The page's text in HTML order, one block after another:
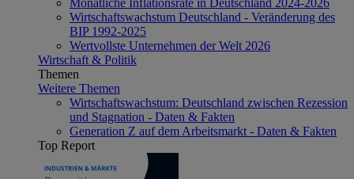
Wirtschaftswachstum Deutschland - Veränderung des
BIP 1992-2025
Wertvollste Unternehmen der Welt 2026
Wirtschaft & Politik
Themen
Weitere Themen
Wirtschaftswachstum: Deutschland zwischen Rezession
und Stagnation - Daten & Fakten
Generation Z auf dem Arbeitsmarkt - Daten & Fakten
Top Report